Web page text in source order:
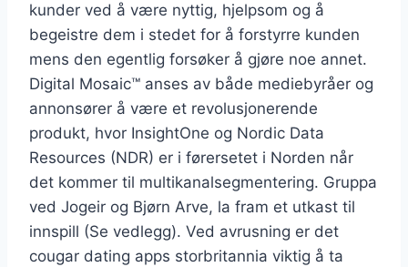
kunder ved å være nyttig, hjelpsom og å
begeistre dem i stedet for å forstyrre kunden
mens den egentlig forsøker å gjøre noe annet.
Digital Mosaic™ anses av både mediebyråer og
annonsører å være et revolusjonerende
produkt, hvor InsightOne og Nordic Data
Resources (NDR) er i førersetet i Norden når
det kommer til multikanalsegmentering. Gruppa
ved Jogeir og Bjørn Arve, la fram et utkast til
innspill (Se vedlegg). Ved avrusning er det
cougar dating apps storbritannia viktig å ta